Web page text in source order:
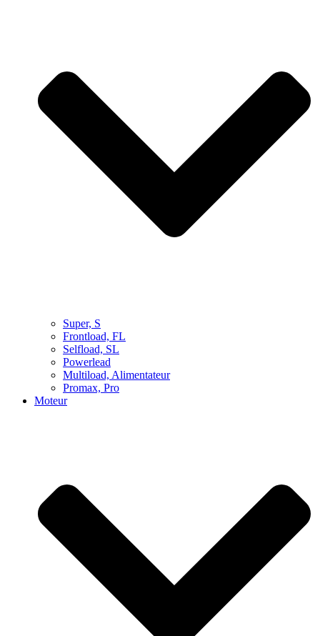
Super, S
Frontload, FL
Selfload, SL
Powerlead
Multiload, Alimentateur
Promax, Pro
Moteur